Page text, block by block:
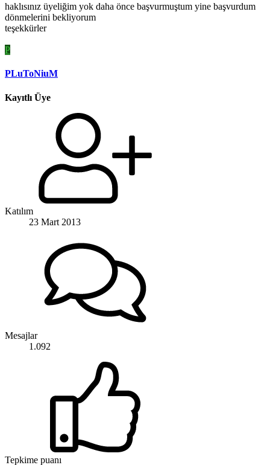
haklısınız üyeliğim yok daha önce başvurmuştum yine başvurdum
dönmelerini bekliyorum
teşekkürler
P
PLuToNiuM
Kayıtlı Üye
Katılım
23 Mart 2013
Mesajlar
1.092
Tepkime puanı